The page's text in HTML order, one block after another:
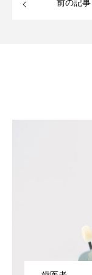
前の記事